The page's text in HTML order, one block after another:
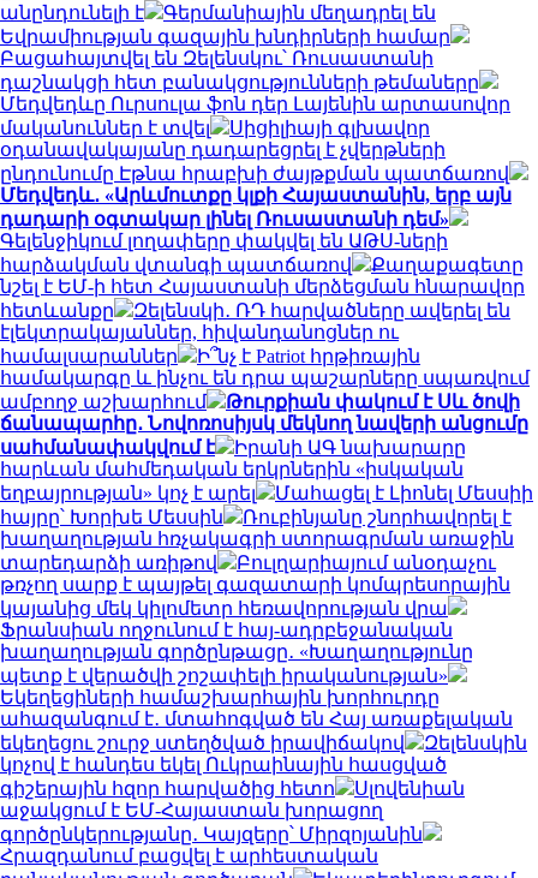
անընդունելի է
Գերմանիային մեղադրել են
Եվրամիության գազային խնդիրների համար
Բացահայտվել են Զելենսկու՝ Ռուսաստանի
դաշնակցի հետ բանակցությունների թեմաները
Մեդվեդևը Ուրսուլա ֆոն դեր Լայենին արտասովոր
մականուններ է տվել
Սիցիլիայի գլխավոր
օդանավակայանը դադարեցրել է չվերթների
ընդունումը Էթնա հրաբխի ժայթքման պատճառով
Մեդվեդև․ «Արևմուտքը կլքի Հայաստանին, երբ այն
դադարի օգտակար լինել Ռուսաստանի դեմ»
Գելենջիկում լողափերը փակվել են ԱԹՍ-ների
հարձակման վտանգի պատճառով
Քաղաքագետը
նշել է ԵՄ-ի հետ Հայաստանի մերձեցման հնարավոր
հետևանքը
Զելենսկի․ ՌԴ հարվածները ավերել են
էլեկտրակայաններ, հիվանդանոցներ ու
համալսարաններ
Ի՞նչ է Patriot հրթիռային
համակարգը և ինչու են դրա պաշարները սպառվում
ամբողջ աշխարհում
Թուրքիան փակում է Սև ծովի
ճանապարհը․ Նովոռոսիյսկ մեկնող նավերի անցումը
սահմանափակվում է
Իրանի ԱԳ նախարարը
հարևան մահմեդական երկրներին «իսկական
եղբայրության» կոչ է արել
Մահացել է Լիոնել Մեսսիի
հայրը՝ Խորխե Մեսսին
Ռուբինյանը շնորհավորել է
խաղաղության հռչակագրի ստորագրման առաջին
տարեդարձի առիթով
Բուլղարիայում անօդաչու
թռչող սարք է պայթել գազատարի կոմպրեսորային
կայանից մեկ կիլոմետր հեռավորության վրա
Ֆրանսիան ողջունում է հայ-ադրբեջանական
խաղաղության գործընթացը․ «Խաղաղությունը
պետք է վերածվի շոշափելի իրականության»
Եկեղեցիների համաշխարհային խորհուրդը
ահազանգում է․ մտահոգված են Հայ առաքելական
եկեղեցու շուրջ ստեղծված իրավիճակով
Զելենսկին
կոչով է հանդես եկել Ուկրաինային հասցված
գիշերային հզոր հարվածից հետո
Սլովենիան
աջակցում է ԵՄ-Հայաստան խորացող
գործընկերությանը․ Կայզերը՝ Միրզոյանին
Հրազդանում բացվել է արհեստական